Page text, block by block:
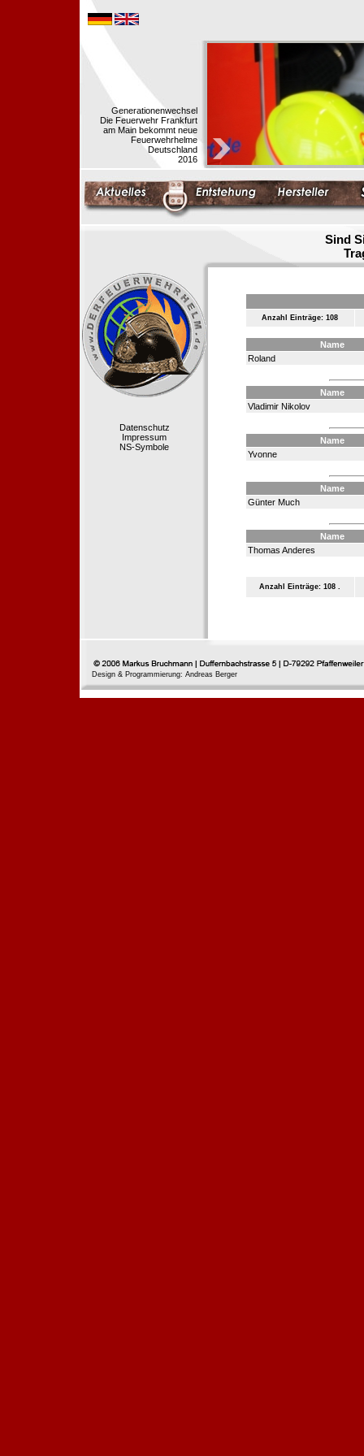
Generationenwechsel
Die Feuerwehr Frankfurt
am Main bekommt neue
Feuerwehrhelme
Deutschland
2016
Sind
Datenschutz
Impressum
NS-Symbole
Anzahl Einträge: 108
Name
Roland
Name
Vladimir Nikolov
Name
Yvonne
Name
Günter Much
Name
Thomas Anderes
Anzahl Einträge: 108 .
Design & Programmierung: Andreas Berger